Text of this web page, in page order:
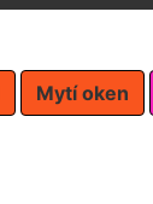
Mytí oken